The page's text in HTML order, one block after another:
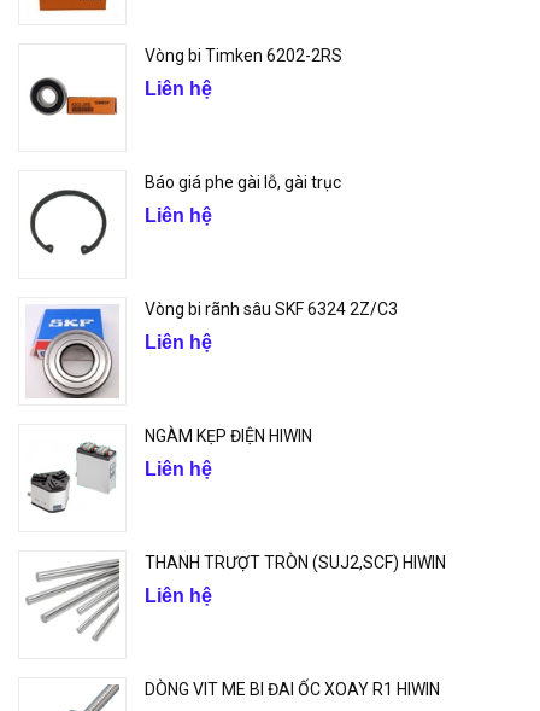
Vòng bi Timken 6202-2RS
Liên hệ
Báo giá phe gài lỗ, gài trục
Liên hệ
Vòng bi rãnh sâu SKF 6324 2Z/C3
Liên hệ
NGÀM KẸP ĐIỆN HIWIN
Liên hệ
THANH TRƯỢT TRÒN (SUJ2,SCF) HIWIN
Liên hệ
DÒNG VIT ME BI ĐAI ỐC XOAY R1 HIWIN